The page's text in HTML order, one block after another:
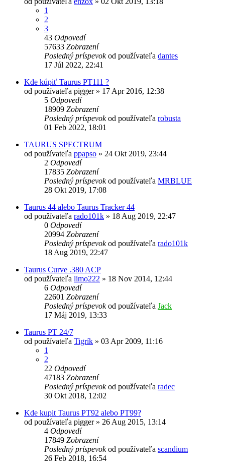
1
2
3
43 Odpovedí
57633 Zobrazení
Posledný príspevokod používateľa dantes
17 Júl 2022, 22:41
Kde kúpiť Taurus PT111 ?
od používateľa pigger» 17 Apr 2016, 12:38
5 Odpovedí
18909 Zobrazení
Posledný príspevokod používateľa robusta
01 Feb 2022, 18:01
TAURUS SPECTRUM
od používateľa ppapso » 24 Okt 2019, 23:44
2 Odpovedí
17835 Zobrazení
Posledný príspevokod používateľa MRBLUE
28 Okt 2019, 17:08
Taurus 44 alebo Taurus Tracker 44
od používateľa rado101k » 18 Aug 2019, 22:47
0 Odpovedí
20994 Zobrazení
Posledný príspevokod používateľa rado101k
18 Aug 2019, 22:47
Taurus Curve .380 ACP
od používateľa limo222 » 18 Nov 2014, 12:44
6 Odpovedí
22601 Zobrazení
Posledný príspevokod používateľa Jack
17 Máj 2019, 13:33
Taurus PT 24/7
od používateľa Tigrík » 03 Apr 2009, 11:16
1
2
22 Odpovedí
47183 Zobrazení
Posledný príspevokod používateľa radec
30 Okt 2018, 12:02
Kde kupit Taurus PT92 alebo PT99?
od používateľa pigger» 26 Aug 2015, 13:14
4 Odpovedí
17849 Zobrazení
Posledný príspevokod používateľa scandium
26 Feb 2018, 16:54